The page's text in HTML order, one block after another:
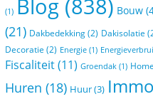
(1) Blog(838) Bouw
(21) Dakbedekking(2) Dakisolatie
Decoratie (2) Energie(1)
Fiscaliteit(11) Groendak(1)
Huren (18) Huur(3)